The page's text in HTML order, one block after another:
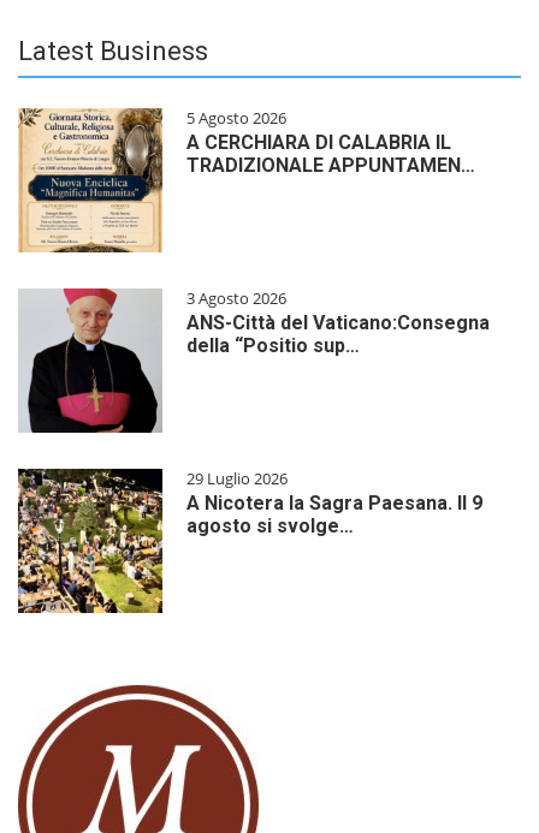
Latest Business
5 Agosto 2026
A CERCHIARA DI CALABRIA IL
TRADIZIONALE APPUNTAMEN…
3 Agosto 2026
ANS-Città del Vaticano:Consegna
della “Positio sup…
29 Luglio 2026
A Nicotera la Sagra Paesana. Il 9
agosto si svolge…